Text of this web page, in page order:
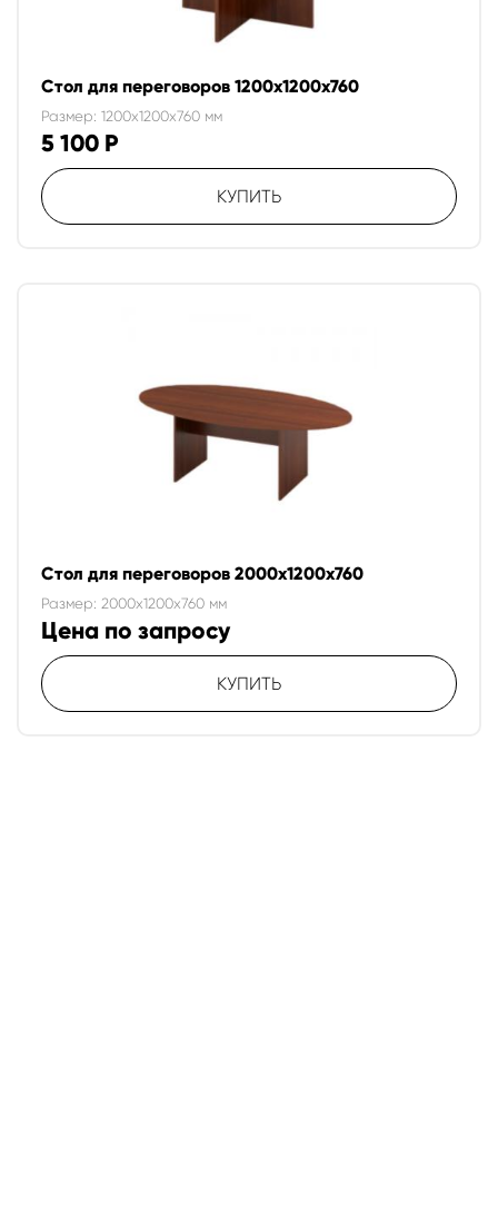
Стол для переговоров 1200х1200х760
Размер: 1200x1200x760 мм
5 100 Р
КУПИТЬ
Стол для переговоров 2000х1200х760
Размер: 2000x1200x760 мм
Цена по запросу
КУПИТЬ